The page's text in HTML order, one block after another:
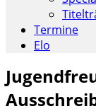
Termine
Elo